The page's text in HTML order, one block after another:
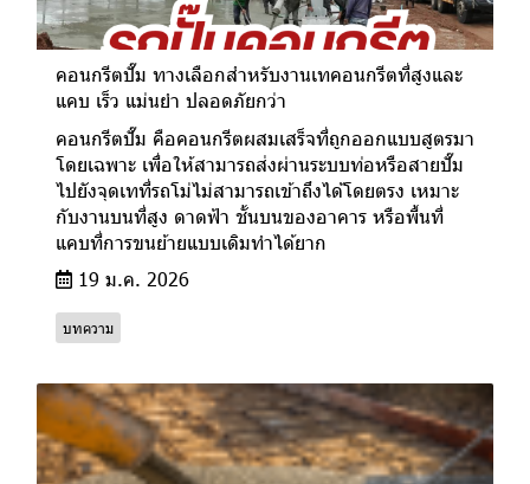
คอนกรีตปั๊ม ทางเลือกสำหรับงานเทคอนกรีตที่สูงและ
แคบ เร็ว แม่นยำ ปลอดภัยกว่า
คอนกรีตปั๊ม คือคอนกรีตผสมเสร็จที่ถูกออกแบบสูตรมา
โดยเฉพาะ เพื่อให้สามารถส่งผ่านระบบท่อหรือสายปั๊ม
ไปยังจุดเทที่รถโม่ไม่สามารถเข้าถึงได้โดยตรง เหมาะ
กับงานบนที่สูง ดาดฟ้า ชั้นบนของอาคาร หรือพื้นที่
แคบที่การขนย้ายแบบเดิมทำได้ยาก
19 ม.ค. 2026
บทความ